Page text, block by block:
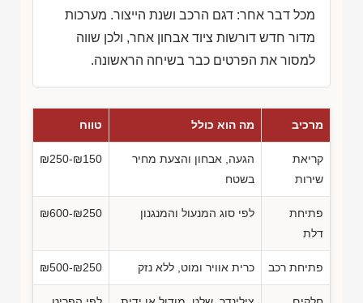
מכל דבר אחר: דגם הרכב ושנת הייצור. מערכות
מדור חדש דורשות ציוד אבחון אחר, ולכן שווה
למסור את הפרטים כבר בשיחה הראשונה.
מרכיב מה הוא כולל טווח
קריאת
שירות
הגעה, אבחון והצעת מחיר
בשטח
₪250-₪150
פתיחת
דלת
לפי סוג המנעול והמנגנון ₪600-₪250
פתיחת רכב כרית אוויר ומוט, ללא נזק ₪500-₪250